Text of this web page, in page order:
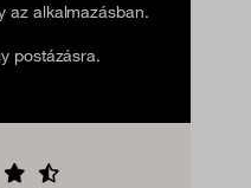
az alkalmazásban.
postázásra.